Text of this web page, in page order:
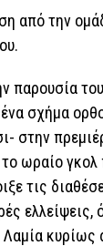
από την
παρουσία
σχήμα
στην
ωραίο
τις
ελλείψεις,
κυρίως